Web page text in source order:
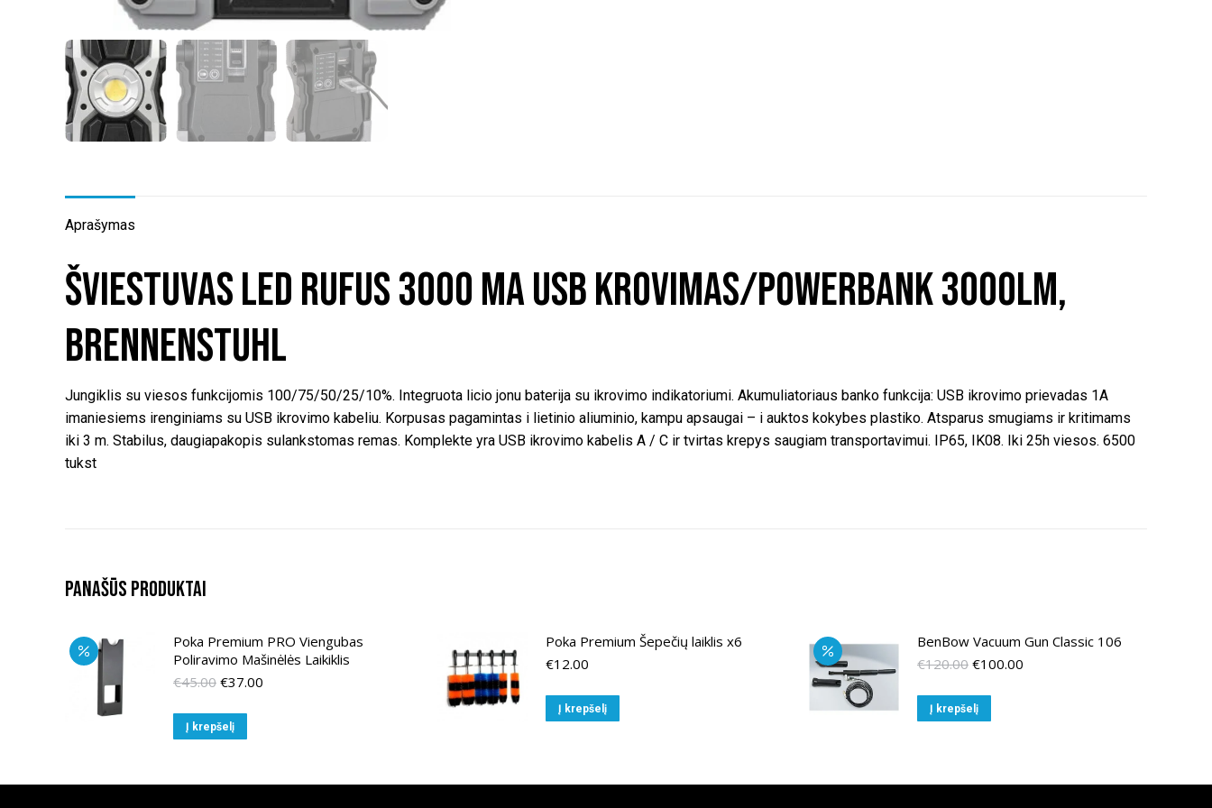
Aprašymas
Šviestuvas LED RUFUS 3000 MA USB krovimas/powerbank 3000lm,
Brennenstuhl
Jungiklis su viesos funkcijomis 100/75/50/25/10%. Integruota licio jonu baterija su ikrovimo indikatoriumi. Akumuliatoriaus banko funkcija: USB ikrovimo prievadas 1A
imaniesiems irenginiams su USB ikrovimo kabeliu. Korpusas pagamintas i lietinio aliuminio, kampu apsaugai – i auktos kokybes plastiko. Atsparus smugiams ir kritimams
iki 3 m. Stabilus, daugiapakopis sulankstomas remas. Komplekte yra USB ikrovimo kabelis A / C ir tvirtas krepys saugiam transportavimui. IP65, IK08. Iki 25h viesos. 6500
tukst
Panašūs produktai
Poka Premium PRO Viengubas
Poliravimo Mašinėlės Laikiklis
€45.00 Original
was:
€45.00.
€37.00
Į krepšelį
Poka Premium Šepečių laiklis x6
€12.00
Į krepšelį
BenBow Vacuum Gun Classic 106
€120.00 Original
was:
€120.00.
€100.00
Į krepšelį